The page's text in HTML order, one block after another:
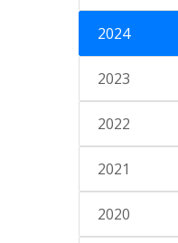
2024
2023
2022
2021
2020